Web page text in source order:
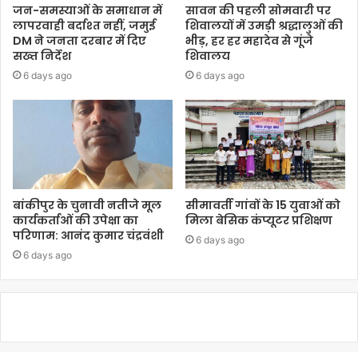
जन-समस्याओं के समाधान में
लापरवाही बर्दाश्त नहीं, जमुई
DM ने जनता दरबार में दिए
सख्त निर्देश
6 days ago
सावन की पहली सोमवारी पर
शिवालयों में उमड़ी श्रद्धालुओं की
भीड़, हर हर महादेव से गूंजे
शिवालय
6 days ago
बांकीपुर के चुनावी नतीजे मूल
कार्यकर्ताओं की उपेक्षा का
परिणाम: आनंद कुमार चंद्रवंशी
6 days ago
सीमावर्ती गांवों के 15 युवाओं को
मिला बेसिक कंप्यूटर प्रशिक्षण
6 days ago